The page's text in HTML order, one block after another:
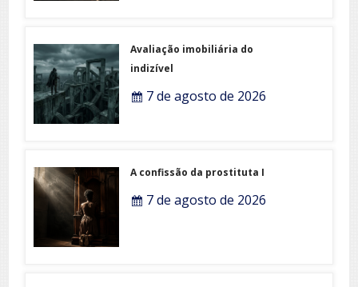
Avaliação imobiliária do
indizível
7 de agosto de 2026
A confissão da prostituta I
7 de agosto de 2026